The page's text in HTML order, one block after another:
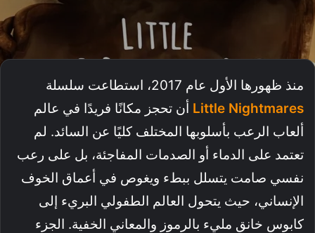
منذ ظهورها الأول عام 2017، استطاعت سلسلة
Little Nightmares أن تحجز مكانًا فريدًا في عالم
ألعاب الرعب بأسلوبها المختلف كليًا عن السائد. لم
تعتمد على الدماء أو الصدمات المفاجئة، بل على رعب
نفسي صامت يتسلل ببطء ويغوص في أعماق الخوف
الإنساني، حيث يتحول العالم الطفولي البريء إلى
كابوس خانق مليء بالرموز والمعاني الخفية. الجزء